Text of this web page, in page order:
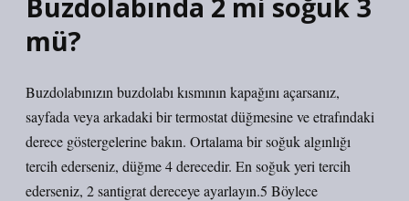
mü?
Buzdolabınızın buzdolabı kısmının kapağını açarsanız,
sayfada veya arkadaki bir termostat düğmesine ve etrafındaki
derece göstergelerine bakın. Ortalama bir soğuk algınlığı
tercih ederseniz, düğme 4 derecedir. En soğuk yeri tercih
ederseniz, 2 santigrat dereceye ayarlayın.5 Böylece